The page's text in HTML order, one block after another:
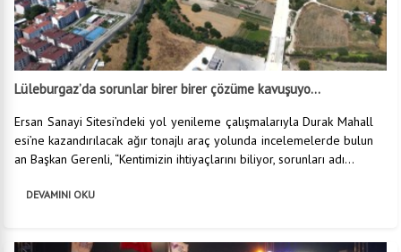
Lüleburgaz’da sorunlar birer birer çözüme kavuşuyo...
Ersan Sanayi Sitesi’ndeki yol yenileme çalışmalarıyla Durak Mahall
esi’ne kazandırılacak ağır tonajlı araç yolunda incelemelerde bulun
an Başkan Gerenli, “Kentimizin ihtiyaçlarını biliyor, sorunları adı...
DEVAMINI OKU